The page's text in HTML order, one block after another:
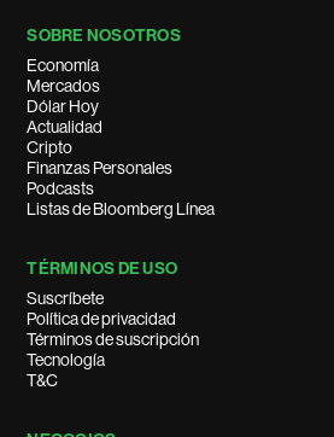
SOBRE NOSOTROS
Economía
Mercados
Dólar Hoy
Actualidad
Cripto
Finanzas Personales
Podcasts
Listas de Bloomberg Línea
TÉRMINOS DE USO
Suscríbete
Política de privacidad
Términos de suscripción
Tecnología
T&C